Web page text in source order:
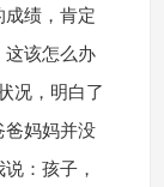
成绩，肯定
这该怎么办
况，明白了
爸妈妈并没
：孩子，